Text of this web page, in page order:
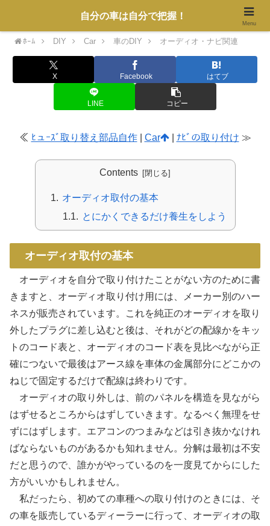
ﾎｰﾑ DIY Car 車のDIY オーディオ・ナビ関連
X Facebook はてブ
LINE コピー
≪ ﾋュｰｽﾞ取り替え部品自作| Car | ﾅﾋﾞの取り付け ≫
Contents
オーディオ取付の基本
とにかくできるだけ養生をしよう
オーディオ取付の基本
オーディオを自分で取り付けたことがない方のために書
きますと、オーディオ取り付け用には、メーカー別のハー
ネスが販売されています。これを純正のオーディオを取り
外したプラグに差し込むと後は、それがどの配線かをキッ
トのコード表と、オーディオのコード表を見比べながら正
確につないで最後はアース線を車体の金属部分にどこかの
ねじで固定するだけで配線は終わりです。
オーディオの取り外しは、前のパネルを構造を見ながら
はずせるところからはずしていきます。なるべく無理をせ
ずにはずします。エアコンのつまみなどは引き抜かなけれ
ばならないものがあるかも知れません。分解は最初は不安
だと思うので、誰かがやっているのを一度見てからにした
方がいいかもしれません。
私だったら、初めての車種への取り付けのときには、そ
の車を販売しているディーラーに行って、オーディオの取
自分の車は自分で把握！
Menu